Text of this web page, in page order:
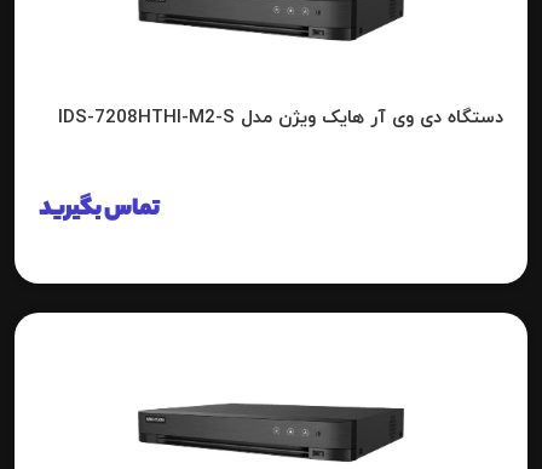
دستگاه دی وی آر هایک ویژن مدل IDS-7208HTHI-M2-S
تماس بگیرید